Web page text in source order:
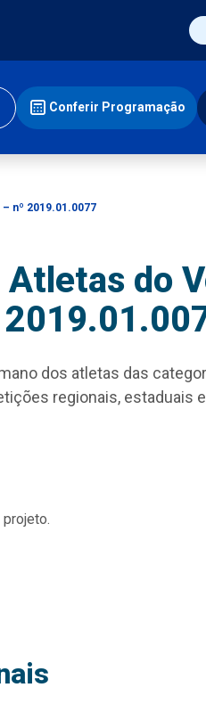
Conferir Programação
nº 2019.01.0077
do
dos atletas das
regionais, estaduais